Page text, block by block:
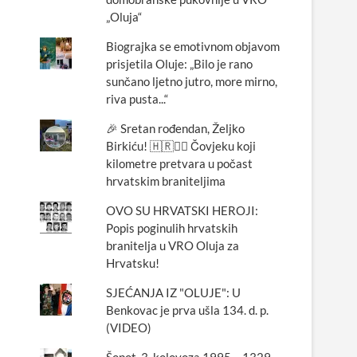
„Oluja“
Biograjka se emotivnom objavom
prisjetila Oluje: „Bilo je rano
sunčano ljetno jutro, more mirno,
riva pusta...“
🎉 Sretan rođendan, Željko
Birkiću! 🇭🇷🏃‍♂️ Čovjeku koji
kilometre pretvara u počast
hrvatskim braniteljima
OVO SU HRVATSKI HEROJI:
Popis poginulih hrvatskih
branitelja u VRO Oluja za
Hrvatsku!
SJEĆANJA IZ "OLUJE": U
Benkovac je prva ušla 134. d. p.
(VIDEO)